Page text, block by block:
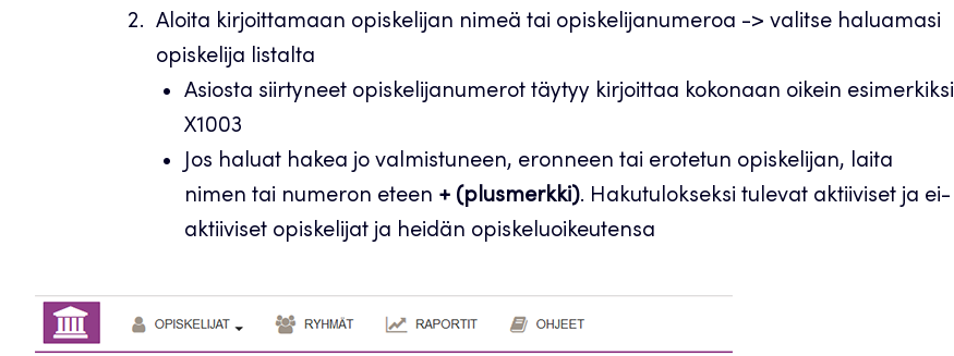
Aloita kirjoittamaan opiskelijan nimeä tai opiskelijanumeroa -> valitse haluamasi
opiskelija listalta
Asiosta siirtyneet opiskelijanumerot täytyy kirjoittaa kokonaan oikein esimerkiksi
X1003
Jos haluat hakea jo valmistuneen, eronneen tai erotetun opiskelijan, laita
nimen tai numeron eteen + (plusmerkki). Hakutulokseksi tulevat aktiiviset ja ei-
aktiiviset opiskelijat ja heidän opiskeluoikeutensa